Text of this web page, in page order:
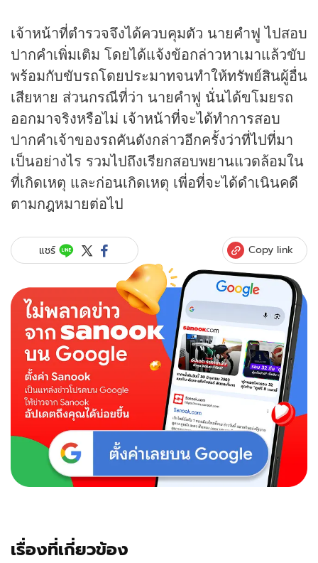
เจ้าหน้าที่ตำรวจจึงได้ควบคุมตัว นายคำฟู ไปสอบ
ปากคำเพิ่มเติม โดยได้แจ้งข้อกล่าวหาเมาแล้วขับ
พร้อมกับขับรถโดยประมาทจนทำให้ทรัพย์สินผู้อื่น
เสียหาย ส่วนกรณีที่ว่า นายคำฟู นั่นได้ขโมยรถ
ออกมาจริงหรือไม่ เจ้าหน้าที่จะได้ทำการสอบ
ปากคำเจ้าของรถคันดังกล่าวอีกครั้งว่าที่ไปที่มา
เป็นอย่างไร รวมไปถึงเรียกสอบพยานแวดล้อมใน
ที่เกิดเหตุ และก่อนเกิดเหตุ เพี่อที่จะได้ดำเนินคดี
ตามกฎหมายต่อไป
แชร์ Copy link
เรื่องที่เกี่ยวข้อง